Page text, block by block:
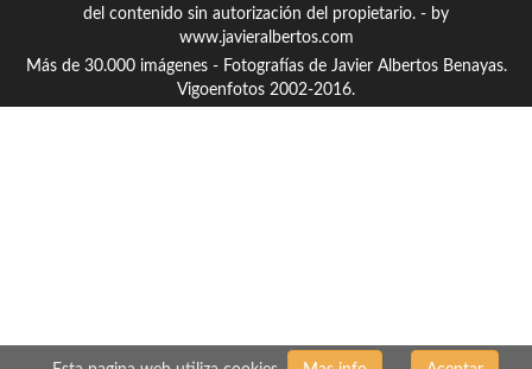
del contenido sin autorización del propietario. - by
www.javieralbertos.com
Más de 30.000 imágenes - Fotografías de Javier Albertos Benayas.
Vigoenfotos 2002-2016.